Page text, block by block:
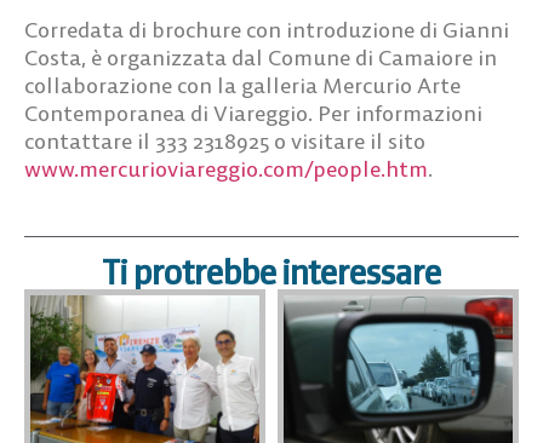
Corredata di brochure con introduzione di Gianni
Costa, è organizzata dal Comune di Camaiore in
collaborazione con la galleria Mercurio Arte
Contemporanea di Viareggio. Per informazioni
contattare il 333 2318925 o visitare il sito
www.mercurioviareggio.com/people.htm.
Ti protrebbe interessare